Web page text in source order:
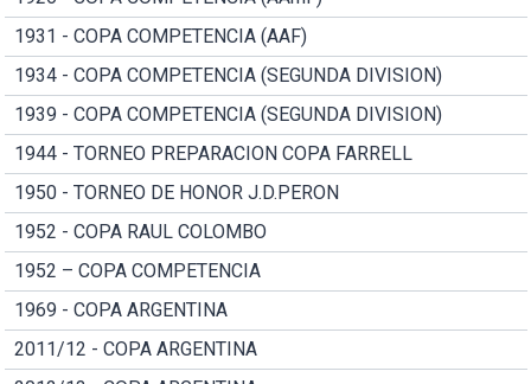
1931 - COPA COMPETENCIA (AAF)
1934 - COPA COMPETENCIA (SEGUNDA DIVISION)
1939 - COPA COMPETENCIA (SEGUNDA DIVISION)
1944 - TORNEO PREPARACION COPA FARRELL
1950 - TORNEO DE HONOR J.D.PERON
1952 - COPA RAUL COLOMBO
1952 – COPA COMPETENCIA
1969 - COPA ARGENTINA
2011/12 - COPA ARGENTINA